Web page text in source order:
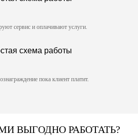
сервис и оплачивают услуги.
пока клиент платит.
ВЫГОДНО РАБОТАТЬ?